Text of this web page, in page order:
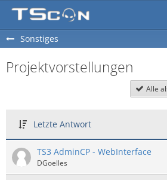
Sonstiges
Projektvorstellungen
Alle
Letzte Antwort
TS3 AdminCP - WebInterface
DGoelles